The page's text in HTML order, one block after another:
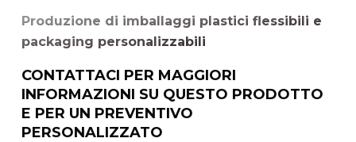
Produzione di imballaggi plastici flessibili e
packaging personalizzabili
CONTATTACI PER MAGGIORI
INFORMAZIONI SU QUESTO PRODOTTO
E PER UN PREVENTIVO
PERSONALIZZATO